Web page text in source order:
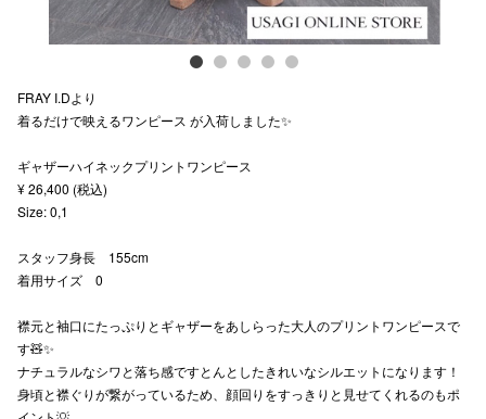
FRAY I.Dより
着るだけで映えるワンピース が入荷しました✨
ギャザーハイネックプリントワンピース
¥ 26,400 (税込)
Size: 0,1
スタッフ身長 155cm
着用サイズ 0
襟元と袖口にたっぷりとギャザーをあしらった大人のプリントワンピースで
す🧸✨
ナチュラルなシワと落ち感ですとんとしたきれいなシルエットになります！
身頃と襟ぐりが繋がっているため、顔回りをすっきりと見せてくれるのもポ
公式SNS
秋田